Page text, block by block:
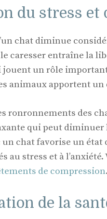
du stress et
chat diminue
caresser entraîne la
un rôle
animaux apportent
ronronnements des
qui peut
un chat favorise un
au stress et à
de compression.
de la